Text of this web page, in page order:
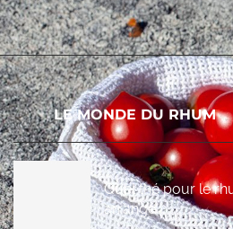
LE MONDE DU RHUM
Quel thé pour le
arrangé